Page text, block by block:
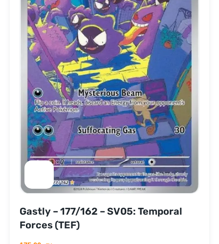
Gastly – 177/162 – SV05: Temporal
Forces (TEF)